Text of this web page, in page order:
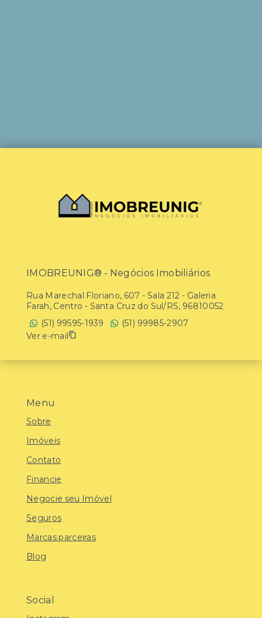
Menu
Sobre
Imóveis
Contato
Financie
Negocie seu Imóvel
Seguros
Marcas parceiras
Blog
Social
IMOBREUNIG® - Negócios Imobiliários
Rua Marechal Floriano, 607 - Sala 212 - Galeria
Farah, Centro - Santa Cruz do Sul/RS, 96810052
(51) 99595-1939
(51) 99985-2907
Ver e-mail